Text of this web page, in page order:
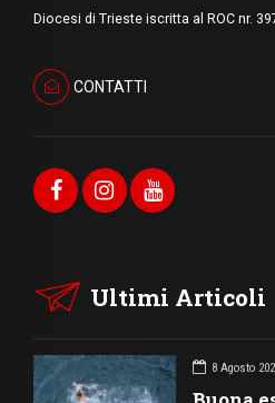
Diocesi di Trieste iscritta al ROC nr.
CONTATTI
Ultimi Articoli
8 Agosto